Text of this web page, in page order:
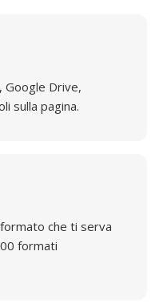
Google Drive,
sulla pagina.
che ti serva
formati